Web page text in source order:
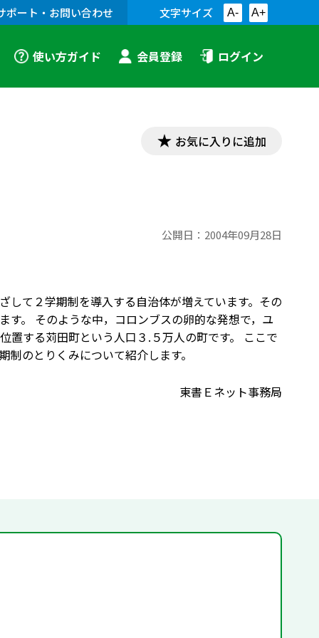
ポート・お問い合わせ 文字サイズ A- A+
使い方ガイド 会員登録 ログイン
お気に入りに追加
公開日： 2004年09月28日
て２学期制を導入する自治体が増えています。その
す。 そのような中，コロンブスの卵的な発想で，ユ
置する苅田町という人口３.５万人の町です。 ここで
のとりくみについて紹介します。
東書Ｅネット事務局